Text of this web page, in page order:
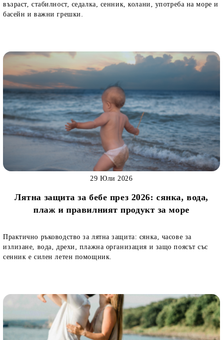
възраст, стабилност, седалка, сенник, колани, употреба на море и
басейн и важни грешки.
Лятна защита за бебе през 2026: сянка, вода,
плаж и правилният продукт за море
29 Юли 2026
Практично ръководство за лятна защита: сянка, часове за
излизане, вода, дрехи, плажна организация и защо поясът със
сенник е силен летен помощник.